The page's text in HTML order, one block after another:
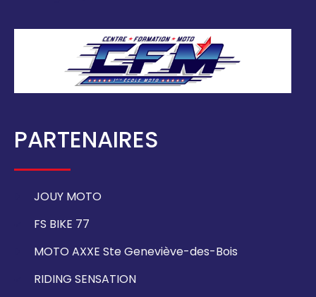
PARTENAIRES
JOUY MOTO
FS BIKE 77
MOTO AXXE Ste Geneviève-des-Bois
RIDING SENSATION